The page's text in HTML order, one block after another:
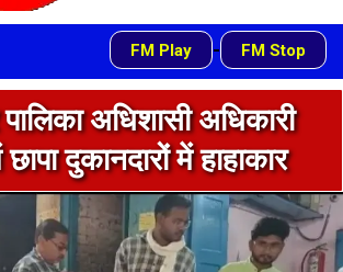
FM Play - FM Stop
अधिशासी अधिकारी
छापा दुकानदारों में हाहाकार